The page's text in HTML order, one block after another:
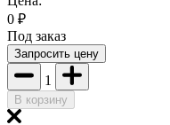
0 ₽
Под заказ
Запросить цену
1
В корзину